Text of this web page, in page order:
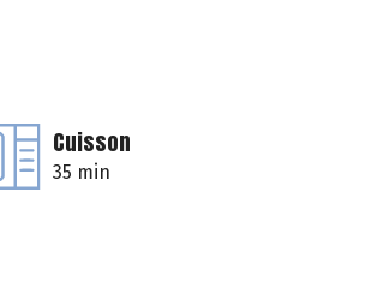
Cuisson
35 min